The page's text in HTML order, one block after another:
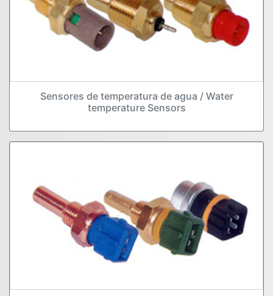
Sensores de temperatura de agua / Water
temperature Sensors